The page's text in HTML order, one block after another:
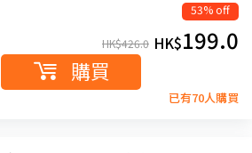
53% off
HK$426.0 HK$199.0
購買
已有70人購買